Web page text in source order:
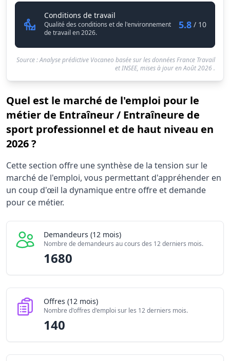
Conditions de travail
Qualité des conditions et de l'environnement
de travail en 2026.
5.8 / 10
Source : Analyse prédictive Vocaneo basée sur les données France Travail
et INSEE, mises à jour enAoût 2026.
Quel est le marché de l'emploi pour le
métier de Entraîneur / Entraîneure de
sport professionnel et de haut niveau en
2026 ?
Statistiques recrutement Entraîneur / Entraîneure de
Indicateur
Demandeurs d'emploi (12 mois)
Offres publiées (12 mois)
Indice de tension globale
Cette section offre une synthèse de la tension sur le
marché de l'emploi, vous permettant d'appréhender en
un coup d'œil la dynamique entre offre et demande
pour ce métier.
Demandeurs (12 mois)
Nombre de demandeurs au cours des 12 derniers mois.
1680
Offres (12 mois)
Nombre d'offres d'emploi sur les 12 derniers mois.
140